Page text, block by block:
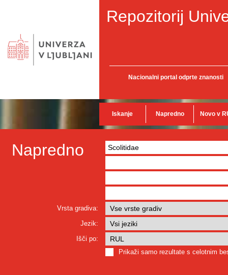
Repozitorij
Nacionalni portal odprte znanosti
Iskanje Napredno Novo v
Napredno
Vrsta gradiva:
Jezik:
Išči po:
Prikaži samo rezultate s celotnim